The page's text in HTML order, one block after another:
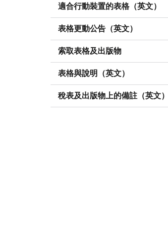
適合行動裝置的表格（英文）
表格更動公告（英文）
索取表格及出版物
表格與說明（英文）
稅表及出版物上的備註（英文）